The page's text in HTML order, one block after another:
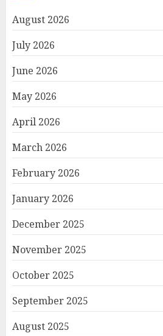
August 2026
July 2026
June 2026
May 2026
April 2026
March 2026
February 2026
January 2026
December 2025
November 2025
October 2025
September 2025
August 2025